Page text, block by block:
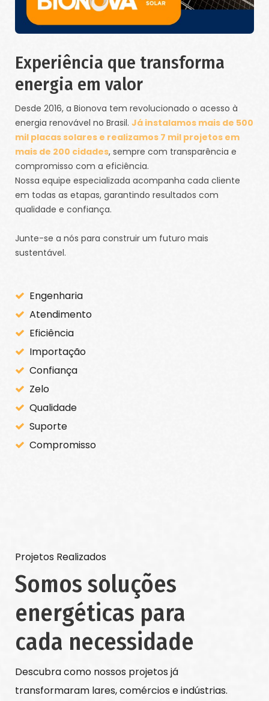
Experiência que transforma
energia em valor
Desde 2016, a Bionova tem revolucionado o acesso à
energia renovável no Brasil. Já instalamos mais de 500
mil placas solares e realizamos 7 mil projetos em
mais de 200 cidades, sempre com transparência e
compromisso com a eficiência.
Nossa equipe especializada acompanha cada cliente
em todas as etapas, garantindo resultados com
qualidade e confiança.
Junte-se a nós para construir um futuro mais
sustentável.
Engenharia
Atendimento
Eficiência
Importação
Confiança
Zelo
Qualidade
Suporte
Compromisso
Projetos Realizados
Somos soluções
energéticas para
cada necessidade
Descubra como nossos projetos já
transformaram lares, comércios e indústrias.